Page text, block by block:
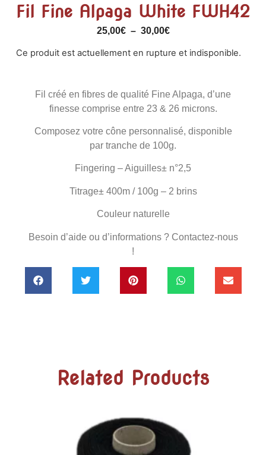
Fil Fine Alpaga White FWH42
25,00€ – 30,00€
Ce produit est actuellement en rupture et indisponible.
Fil créé en fibres de qualité Fine Alpaga, d’une
finesse comprise entre 23 & 26 microns.
Composez votre cône personnalisé, disponible
par tranche de 100g.
Fingering – Aiguilles± n°2,5
Titrage± 400m / 100g – 2 brins
Couleur naturelle
Besoin d’aide ou d’informations ? Contactez-nous
!
Related Products